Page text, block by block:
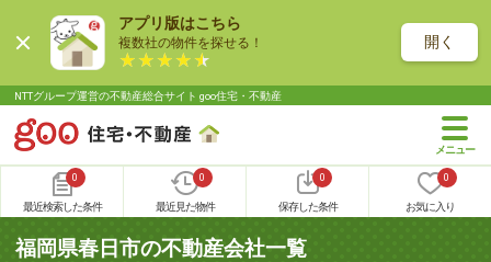
アプリ版はこちら
複数社の物件を探せる！ 開く
NTTグループ運営の不動産総合サイト goo住宅・不動産
0
最近検索した条件
0
最近見た物件
0
保存した条件
0
お気に入り
福岡県春日市の不動産会社一覧